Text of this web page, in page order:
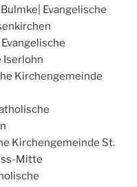
Evangelische
Iserlohn
Kirchengemeinde
Kirchengemeinde St.
Mitte